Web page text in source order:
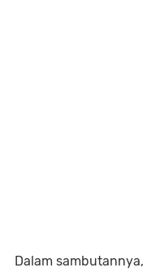
Dalam